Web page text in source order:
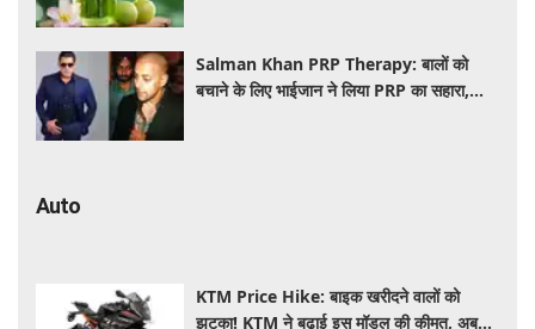
Salman Khan PRP Therapy: बालों को
बचाने के लिए भाईजान ने लिया PRP का सहारा,
Auto
KTM Price Hike: बाइक खरीदने वालों को
झटका! KTM ने बढ़ाई इस मॉडल की कीमत, अब